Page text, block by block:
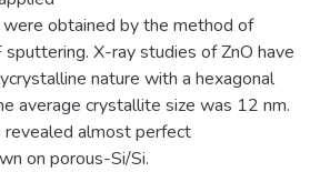
obtained by the method of
X-ray studies of ZnO have
nature with a hexagonal
average crystallite size was 12 nm.
revealed almost perfect
on porous-Si/Si.